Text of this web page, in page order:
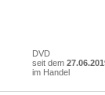
DVD
seit dem
im Handel